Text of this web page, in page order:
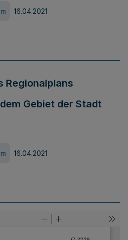
16.04.2021
Regionalplans
Gebiet der Stadt
16.04.2021